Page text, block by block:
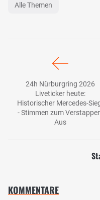
Alle Themen
24h Nürburgring 2026
Liveticker heute:
Historischer Mercedes-
- Stimmen zum
Aus
KOMMENTARE